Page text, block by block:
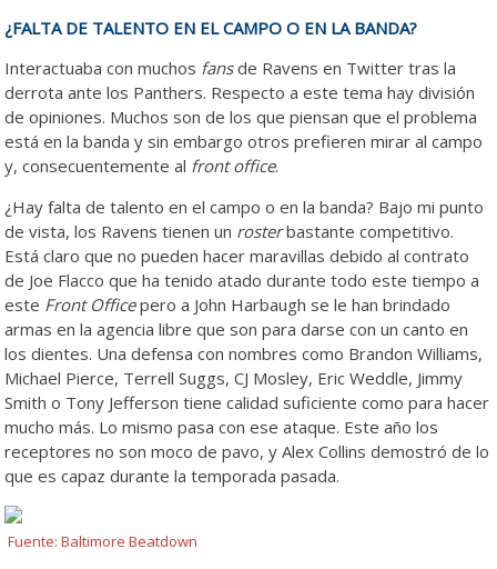
¿FALTA DE TALENTO EN EL CAMPO O EN LA BANDA?
Interactuaba con muchos fansde Ravens en Twitter tras la
derrota ante los Panthers. Respecto a este tema hay división
de opiniones. Muchos son de los que piensan que el problema
está en la banda y sin embargo otros prefieren mirar al campo
y, consecuentemente al front office.
¿Hay falta de talento en el campo o en la banda? Bajo mi punto
de vista, los Ravens tienen un rosterbastante competitivo.
Está claro que no pueden hacer maravillas debido al contrato
de Joe Flacco que ha tenido atado durante todo este tiempo a
este Front Officepero a John Harbaugh se le han brindado
armas en la agencia libre que son para darse con un canto en
los dientes. Una defensa con nombres como Brandon Williams,
Michael Pierce, Terrell Suggs, CJ Mosley, Eric Weddle, Jimmy
Smith o Tony Jefferson tiene calidad suficiente como para hacer
mucho más. Lo mismo pasa con ese ataque. Este año los
receptores no son moco de pavo, y Alex Collins demostró de lo
que es capaz durante la temporada pasada.
Fuente: Baltimore Beatdown